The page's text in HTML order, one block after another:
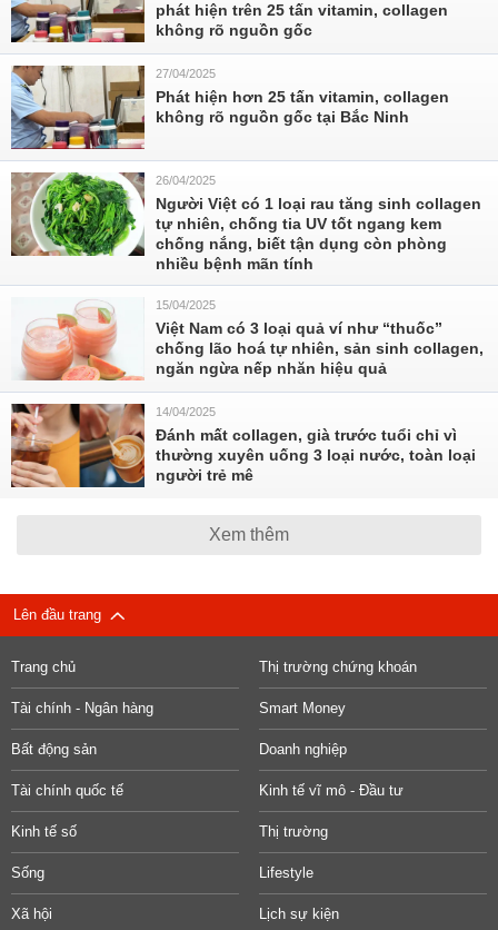
phát hiện trên 25 tấn vitamin, collagen
không rõ nguồn gốc
27/04/2025
Phát hiện hơn 25 tấn vitamin, collagen
không rõ nguồn gốc tại Bắc Ninh
26/04/2025
Người Việt có 1 loại rau tăng sinh collagen
tự nhiên, chống tia UV tốt ngang kem
chống nắng, biết tận dụng còn phòng
nhiều bệnh mãn tính
15/04/2025
Việt Nam có 3 loại quả ví như “thuốc”
chống lão hoá tự nhiên, sản sinh collagen,
ngăn ngừa nếp nhăn hiệu quả
14/04/2025
Đánh mất collagen, già trước tuổi chỉ vì
thường xuyên uống 3 loại nước, toàn loại
người trẻ mê
Xem thêm
Lên đầu trang
Trang chủ Thị trường chứng khoán
Tài chính - Ngân hàng Smart Money
Bất động sản Doanh nghiệp
Tài chính quốc tế Kinh tế vĩ mô - Đầu tư
Kinh tế số Thị trường
Sống Lifestyle
Xã hội Lịch sự kiện